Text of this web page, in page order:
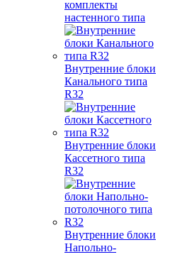
комплекты
настенного типа
Внутренние блоки
Канального типа
R32
Внутренние блоки
Кассетного типа
R32
Внутренние блоки
Напольно-